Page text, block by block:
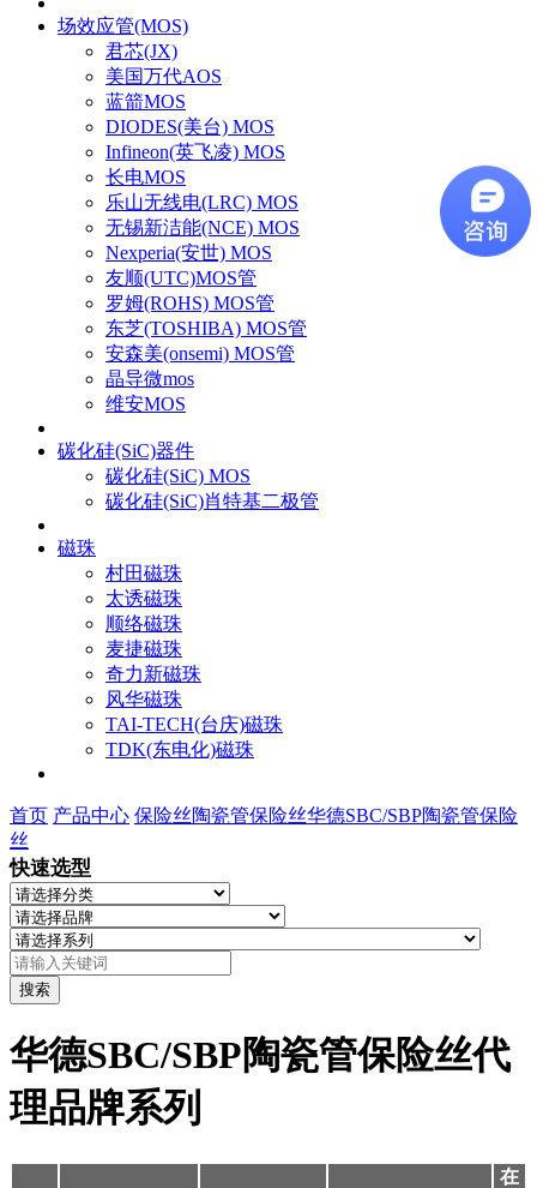
场效应管(MOS)
君芯(JX)
美国万代AOS
蓝箭MOS
DIODES(美台) MOS
Infineon(英飞凌) MOS
长电MOS
乐山无线电(LRC) MOS
无锡新洁能(NCE) MOS
Nexperia(安世) MOS
友顺(UTC)MOS管
罗姆(ROHS) MOS管
东芝(TOSHIBA) MOS管
安森美(onsemi) MOS管
晶导微mos
维安MOS
碳化硅(SiC)器件
碳化硅(SiC) MOS
碳化硅(SiC)肖特基二极管
磁珠
村田磁珠
太诱磁珠
顺络磁珠
麦捷磁珠
奇力新磁珠
风华磁珠
TAI-TECH(台庆)磁珠
TDK(东电化)磁珠
首页 产品中心 保险丝陶瓷管保险丝华德SBC/SBP陶瓷管保险
丝
快速选型
搜索
华德SBC/SBP陶瓷管保险丝代
理品牌系列
在